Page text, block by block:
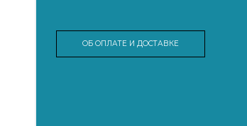
ОБ ОПЛАТЕ И ДОСТАВКЕ